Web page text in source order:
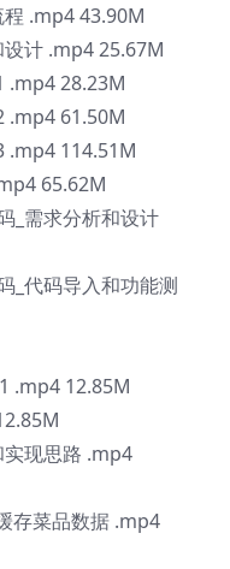
.mp4 43.90M
计 .mp4 25.67M
.mp4 28.23M
.mp4 61.50M
.mp4 114.51M
65.62M
_需求分析和设计
代码导入和功能测
.mp4 12.85M
现思路 .mp4
存菜品数据 .mp4